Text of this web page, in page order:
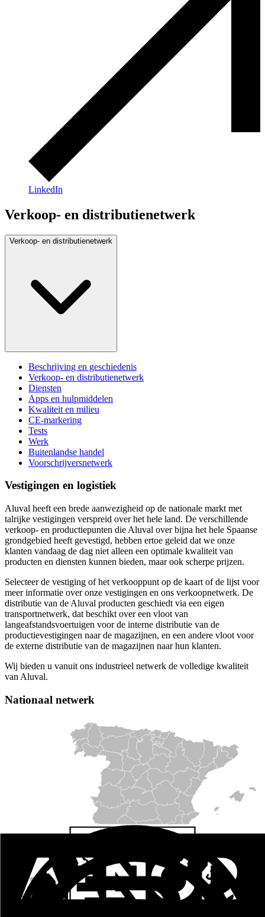
LinkedIn
Verkoop- en distributienetwerk
Verkoop- en distributienetwerk
Beschrijving en geschiedenis
Verkoop- en distributienetwerk
Diensten
Apps en hulpmiddelen
Kwaliteit en milieu
CE-markering
Tests
Werk
Buitenlandse handel
Voorschrijversnetwerk
Vestigingen en logistiek
Aluval heeft een brede aanwezigheid op de nationale markt met
talrijke vestigingen verspreid over het hele land. De verschillende
verkoop- en productiepunten die Aluval over bijna het hele Spaanse
grondgebied heeft gevestigd, hebben ertoe geleid dat we onze
klanten vandaag de dag niet alleen een optimale kwaliteit van
producten en diensten kunnen bieden, maar ook scherpe prijzen.
Selecteer de vestiging of het verkooppunt op de kaart of de lijst voor
meer informatie over onze vestigingen en ons verkoopnetwerk. De
distributie van de Aluval producten geschiedt via een eigen
transportnetwerk, dat beschikt over een vloot van
langeafstandsvoertuigen voor de interne distributie van de
productievestigingen naar de magazijnen, en een andere vloot voor
de externe distributie van de magazijnen naar hun klanten.
Wij bieden u vanuit ons industrieel netwerk de volledige kwaliteit
van Aluval.
Nationaal netwerk
CENTRAL | VALENCIA